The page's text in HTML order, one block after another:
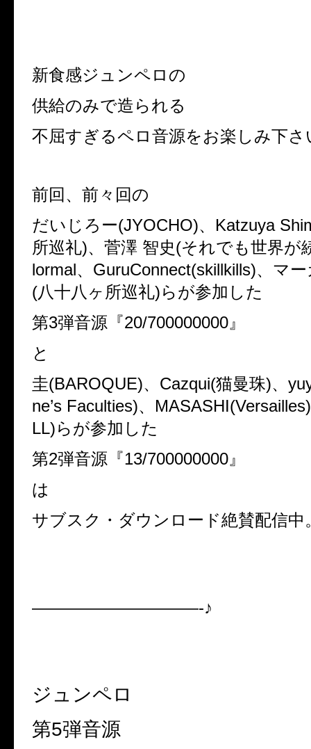
新食感ジュンペロの
供給のみで造られる
不屈すぎるペロ音源をお楽しみ下さ
前回、前々回の
だいじろー(JYOCHO)、 Katzuya
所巡礼)、菅澤 智史(それでも世界が
lormal、 GuruConnect(skillkills)、マ
(八十八ヶ所巡礼)らが参加した
第3弾音源『20/700000000 』
と
圭(BAROQUE)、 Cazqui(猫曼珠)、
ne’s Faculties)、 MASASHI(Versailles)
LL)らが参加した
第2弾音源『13/700000000 』
は
サブスク・ダウンロード絶賛配信中
——————————-♪
ジュンペロ
第5弾音源